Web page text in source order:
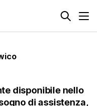
disponibile nello
di assistenza,